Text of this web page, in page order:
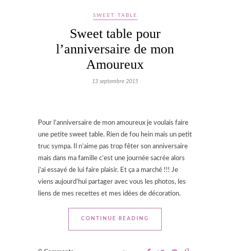
SWEET TABLE
Sweet table pour
l’anniversaire de mon
Amoureux
13 septembre 2015
Pour l’anniversaire de mon amoureux je voulais faire
une petite sweet table. Rien de fou hein mais un petit
truc sympa. Il n’aime pas trop fêter son anniversaire
mais dans ma famille c’est une journée sacrée alors
j’ai essayé de lui faire plaisir. Et ça a marché !!! Je
viens aujourd’hui partager avec vous les photos, les
liens de mes recettes et mes idées de décoration.
CONTINUE READING